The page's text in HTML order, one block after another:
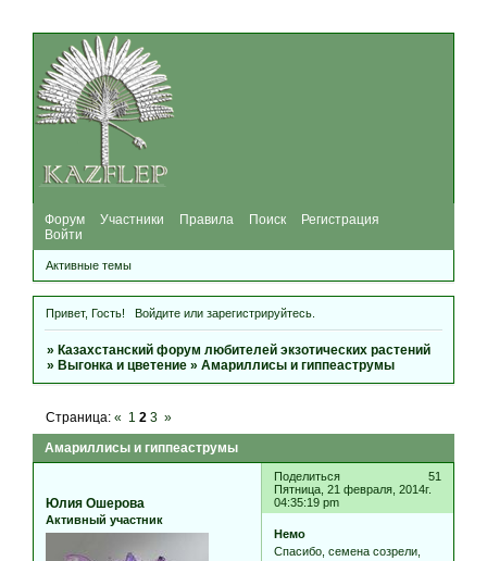
Форум Участники Правила Поиск
Регистрация
Войти
Активные темы
Привет, Гость! Войдитеили зарегистрируйтесь.
»Казахстанский форум любителей экзотических растений
»Выгонка и цветение »Амариллисы и гиппеаструмы
Амариллисы и гиппеаструмы
Страница:« 1 2 3 »
Поделиться
51
Пятница, 21 февраля, 2014г.
04:35:19 pm
Юлия Ошерова
Активный участник
Немо
Спасибо, семена созрели,